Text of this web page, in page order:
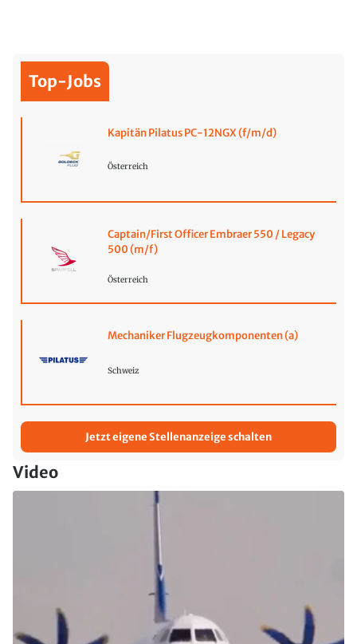
Top-Jobs
Kapitän Pilatus PC-12NGX (f/m/d)
Österreich
Captain/First Officer Embraer 550 / Legacy
500 (m/f)
Österreich
Mechaniker Flugzeugkomponenten (a)
Schweiz
Jetzt eigene Stellenanzeige schalten
Video